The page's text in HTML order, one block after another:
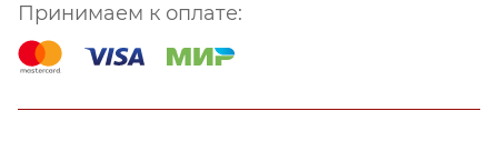
Принимаем к оплате: